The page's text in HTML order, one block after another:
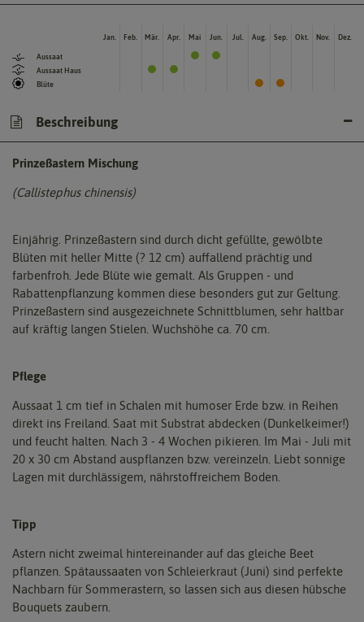
Aussaat
Aussaat Haus
Blüte
Jan. Feb. Mär. Apr. Mai Jun. Jul. Aug. Sep. Okt. Nov. Dez.
Beschreibung
Prinzeßastern Mischung
(Callistephus chinensis)
Einjährig. Prinzeßastern sind durch dicht gefüllte, gewölbte
Blüten mit heller Mitte (? 12 cm) auffallend prächtig und
farbenfroh. Jede Blüte wie gemalt. Als Gruppen - und
Rabattenpflanzung kommen diese besonders gut zur Geltung.
Prinzeßastern sind ausgezeichnete Schnittblumen, sehr haltbar
auf kräftig langen Stielen. Wuchshöhe ca. 70 cm.
Pflege
Aussaat 1 cm tief in Schalen mit humoser Erde bzw. in Reihen
direkt ins Freiland. Saat mit Substrat abdecken (Dunkelkeimer!)
und feucht halten. Nach 3 - 4 Wochen pikieren. Im Mai - Juli mit
20 x 30 cm Abstand auspflanzen bzw. vereinzeln. Liebt sonnige
Lagen mit durchlässigem, nährstoffreichem Boden.
Tipp
Astern nicht zweimal hintereinander auf das gleiche Beet
pflanzen. Spätaussaaten von Schleierkraut (Juni) sind perfekte
Nachbarn für Sommerastern, so lassen sich aus diesen hübsche
Bouquets zaubern.